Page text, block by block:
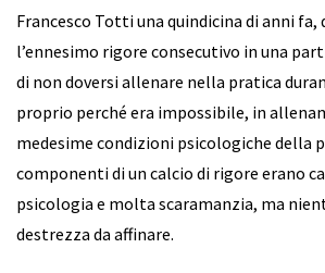
Francesco Totti una quindicina di anni
l’ennesimo rigore consecutivo in una
di non doversi allenare nella pratica
proprio perché era impossibile, in
medesime condizioni psicologiche della
componenti di un calcio di rigore erano
psicologia e molta scaramanzia, ma
destrezza da affinare.